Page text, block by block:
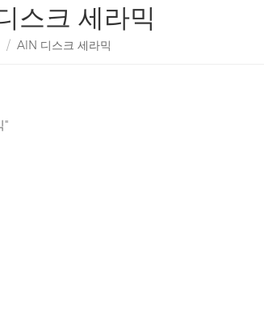
스크 세라믹
/ AlN 디스크 세라믹
"